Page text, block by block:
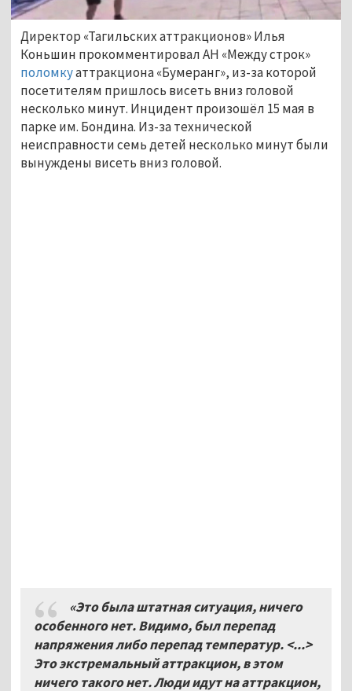
Директор «Тагильских аттракционов» Илья
Коньшин прокомментировал АН «Между строк»
поломкуаттракциона «Бумеранг», из-за которой
посетителям пришлось висеть вниз головой
несколько минут. Инцидент произошёл 15 мая в
парке им. Бондина. Из-за технической
неисправности семь детей несколько минут были
вынуждены висеть вниз головой.
«Это была штатная ситуация, ничего
особенного нет. Видимо, был перепад
напряжения либо перепад температур. <...>
Это экстремальный аттракцион, в этом
ничего такого нет. Люди идут на аттракцион,